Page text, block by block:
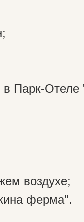
Парк-Отеле
воздухе;
ферма".